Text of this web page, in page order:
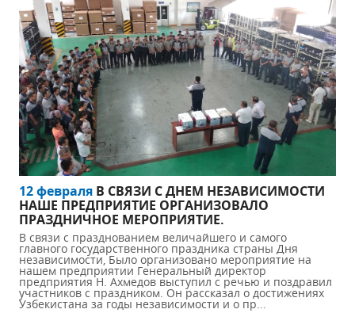
12 февраля В СВЯЗИ С ДНЕМ НЕЗАВИСИМОСТИ
НАШЕ ПРЕДПРИЯТИЕ ОРГАНИЗОВАЛО
ПРАЗДНИЧНОЕ МЕРОПРИЯТИЕ.
В связи с празднованием величайшего и самого
главного государственного праздника страны Дня
независимости, Было организовано мероприятие на
нашем предприятии Генеральный директор
предприятия Н. Ахмедов выступил с речью и поздравил
участников с праздником. Он рассказал о достижениях
Узбекистана за годы независимости и о пр...